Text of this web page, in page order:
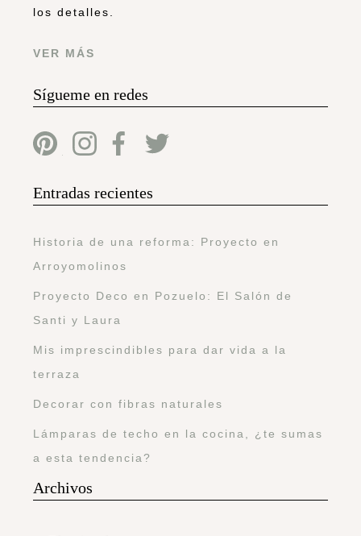
los detalles.
VER MÁS
Sígueme en redes
Entradas recientes
Historia de una reforma: Proyecto en
Arroyomolinos
Proyecto Deco en Pozuelo: El Salón de
Santi y Laura
Mis imprescindibles para dar vida a la
terraza
Decorar con fibras naturales
Lámparas de techo en la cocina, ¿te sumas
a esta tendencia?
Archivos